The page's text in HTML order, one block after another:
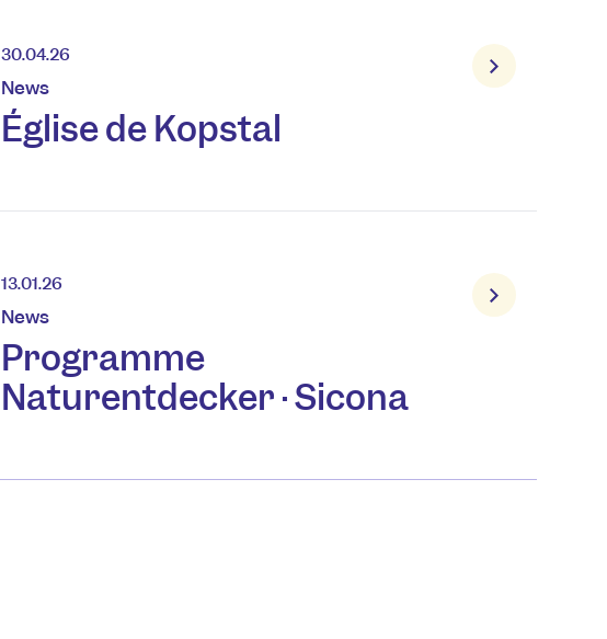
30.04.26
News
Église de Kopstal
13.01.26
News
Programme
Naturentdecker · Sicona